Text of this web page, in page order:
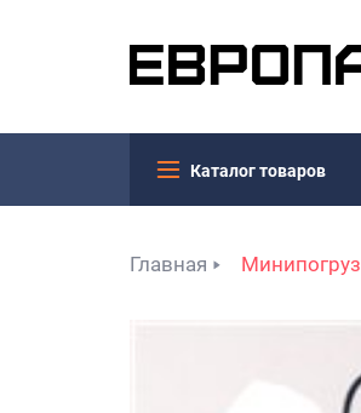
Каталог товаров
Главная